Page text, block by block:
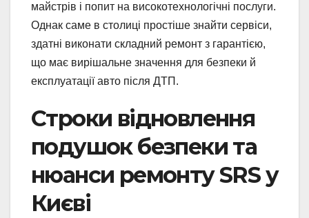
майстрів і попит на високотехнологічні послуги.
Однак саме в столиці простіше знайти сервіси,
здатні виконати складний ремонт з гарантією,
що має вирішальне значення для безпеки й
експлуатації авто після ДТП.
Строки відновлення
подушок безпеки та
нюанси ремонту SRS у
Києві